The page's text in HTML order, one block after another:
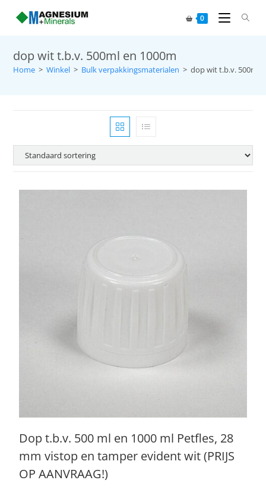
0
dop wit t.b.v. 500ml en 1000m
Home > Winkel > Bulk verpakkingsmaterialen > dop wit t.b.v. 500ml
Dop t.b.v. 500 ml en 1000 ml Petfles, 28
mm vistop en tamper evident wit (PRIJS
OP AANVRAAG!)